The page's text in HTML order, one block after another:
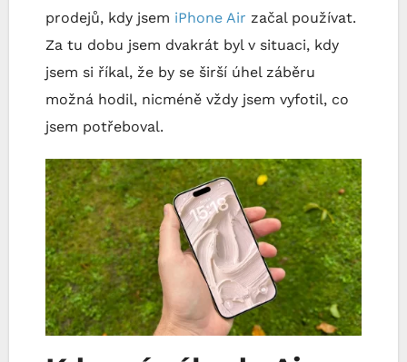
prodejů, kdy jsem iPhone Air začal používat.
Za tu dobu jsem dvakrát byl v situaci, kdy
jsem si říkal, že by se širší úhel záběru
možná hodil, nicméně vždy jsem vyfotil, co
jsem potřeboval.